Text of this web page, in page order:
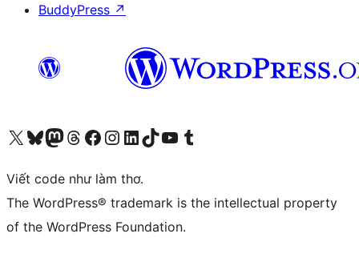
BuddyPress ↗
Truy cập tài khoản X (trước đây là Twitter) của chúng tôiVisit our Bluesky account
Visit our Mastodon account
Visit our Threads account
Xem trang Facebook của chúng tôiTruy cập tài khoản Instagram của chúng tôiTruy cập tài khoản LinkedIn của chúng tôiVisit our TikTok account
Truy cập kênh YouTube của chúng tôi Visit our Tumblr account
Viết code như làm thơ.
The WordPress® trademark is the intellectual property
of the WordPress Foundation.